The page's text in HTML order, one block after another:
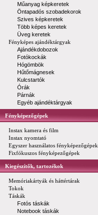
Műanyag képkeretek
Öntapadós szobadekorok
Szives képkeretek
Több képes keretek
Üveg keretek
Fényképes ajándéktárgyak
Ajándékdobozok
Fotókockák
Hógömbök
Hűtőmágnesek
Kulcstartók
Órák
Párnák
Egyéb ajándéktárgyak
Fényképezőgépek
Instax kamera és film
Instax nyomtató
Egyszer használatos fényképezőgépek
Fixfókuszos fényképezőgépek
Kiegészítők, tartozékok
Memóriakártyák és háttértárak
Tokok
Táskák
Fotós táskák
Notebook táskák